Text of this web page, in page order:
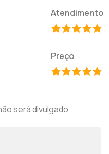
Atendimento
Preço
será divulgado